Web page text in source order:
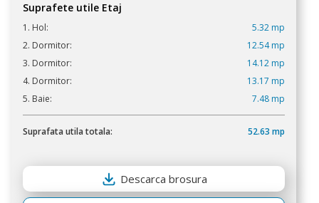
Suprafete utile Etaj
1. Hol:
5.32 mp
2. Dormitor:
12.54 mp
3. Dormitor:
14.12 mp
4. Dormitor:
13.17 mp
5. Baie:
7.48 mp
Suprafata utila totala: 52.63 mp
Descarca brosura